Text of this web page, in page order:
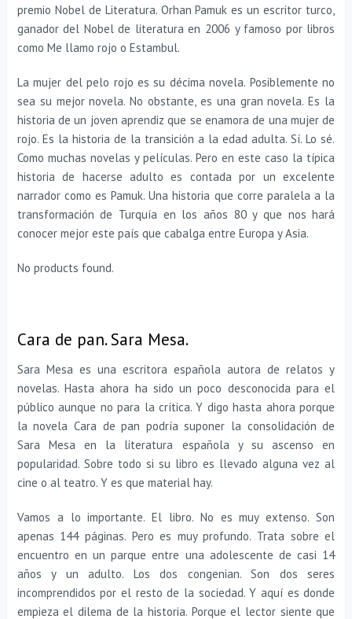
premio Nobel de Literatura. Orhan Pamuk es un escritor turco,
ganador del Nobel de literatura en 2006 y famoso por libros
como Me llamo rojo o Estambul.
La mujer del pelo rojo es su décima novela. Posiblemente no
sea su mejor novela. No obstante, es una gran novela. Es la
historia de un joven aprendiz que se enamora de una mujer de
rojo. Es la historia de la transición a la edad adulta. Sí. Lo sé.
Como muchas novelas y películas. Pero en este caso la típica
historia de hacerse adulto es contada por un excelente
narrador como es Pamuk. Una historia que corre paralela a la
transformación de Turquía en los años 80 y que nos hará
conocer mejor este país que cabalga entre Europa y Asia.
No products found.
Cara de pan. Sara Mesa.
Sara Mesa es una escritora española autora de relatos y
novelas. Hasta ahora ha sido un poco desconocida para el
público aunque no para la crítica. Y digo hasta ahora porque
la novela Cara de pan podría suponer la consolidación de
Sara Mesa en la literatura española y su ascenso en
popularidad. Sobre todo si su libro es llevado alguna vez al
cine o al teatro. Y es que material hay.
Vamos a lo importante. El libro. No es muy extenso. Son
apenas 144 páginas. Pero es muy profundo. Trata sobre el
encuentro en un parque entre una adolescente de casi 14
años y un adulto. Los dos congenian. Son dos seres
incomprendidos por el resto de la sociedad. Y aquí es donde
empieza el dilema de la historia. Porque el lector siente que